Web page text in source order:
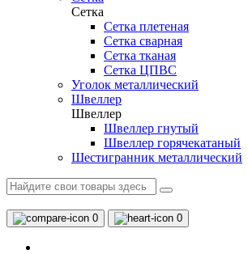
Сетка
Сетка плетеная
Сетка сварная
Сетка тканая
Сетка ЦПВС
Уголок металлический
Швеллер
Швеллер
Швеллер гнутый
Швеллер горячекатаный
Шестигранник металлический
0 0